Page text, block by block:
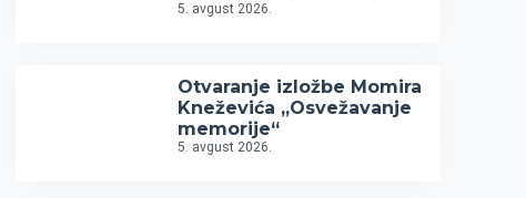
5. avgust 2026.
Otvaranje izložbe Momira
Kneževića „Osvežavanje
memorije“
5. avgust 2026.